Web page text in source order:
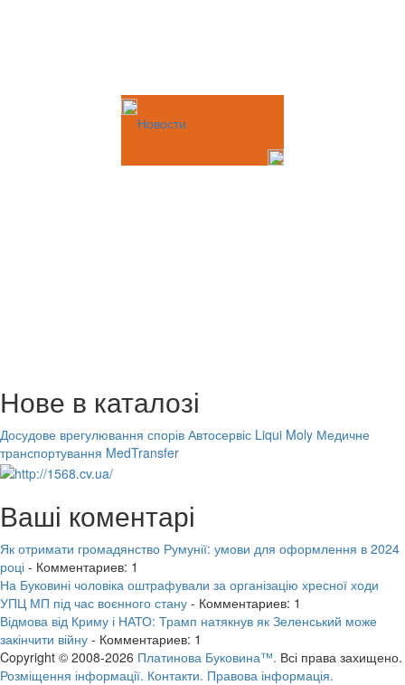
Новости
Нове в каталозі
Досудове врегулювання спорів Автосервіс Liqui Moly Медичне
транспортування MedTransfer
Ваші коментарі
Як отримати громадянство Румунії: умови для оформлення в 2024
році - Комментариев: 1
На Буковині чоловіка оштрафували за організацію хресної ходи
УПЦ МП під час воєнного стану - Комментариев: 1
Відмова від Криму і НАТО: Трамп натякнув як Зеленський може
закінчити війну - Комментариев: 1
Copyright © 2008-2026 Платинова Буковина™. Всі права захищено.
Розміщення інформації. Контакти. Правова інформація.